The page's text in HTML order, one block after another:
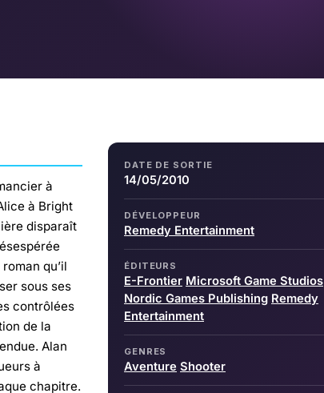
à
à Bright
disparaît
qu’il
sous ses
contrôlées
de la
Alan
à
chapitre.
DATE DE SORTIE
14/05/2010
DÉVELOPPEUR
Remedy Entertainment
ÉDITEURS
E-Frontier Microsoft Game Studios
Nordic Games Publishing Remedy
Entertainment
GENRES
Aventure Shooter